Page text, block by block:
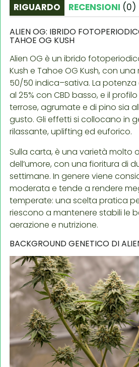
RIGUARDO RECENSIONI (0)
ALIEN OG: IBRIDO
TAHOE OG KUSH
Alien OG è un ibrido
Kush e Tahoe OG Kush, con
50/50 indica–sativa. La potenza
al 25% con CBD basso, e il
terrose, agrumate e di pino sia
gusto. Gli effetti si collocano in
rilassante, uplifting ed euforico.
Sulla carta, è una varietà molto
dell’umore, con una fioritura di
settimane. In genere viene
moderata e tende a rendere
temperate: una scelta pratica
riescono a mantenere stabili le
aerazione e nutrizione.
BACKGROUND GENETICO DI